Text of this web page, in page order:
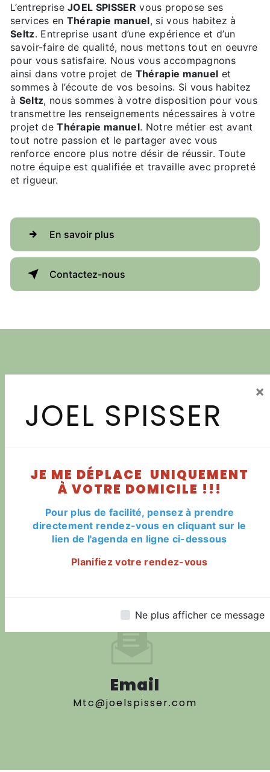
JOEL SPISSER
×
JE ME DÉPLACE UNIQUEMENT
À VOTRE DOMICILE !!!
Pour plus de facilité, pensez à prendre
directement rendez-vous en cliquant sur le
lien de l'agenda en ligne ci-dessous
Planifiez votre rendez-vous
Ne plus afficher ce message
L’entrepriseJOEL SPISSER vous propose ses
services en Thérapie manuel, si vous habitez à
Seltz. Entreprise usant d’une expérience et d’un
savoir-faire de qualité, nous mettons tout en oeuvre
pour vous satisfaire. Nous vous accompagnons
ainsi dans votre projet de Thérapie manuel et
sommes à l’écoute de vos besoins. Si vous habitez
à Seltz, nous sommes à votre disposition pour vous
transmettre les renseignements nécessaires à votre
projet deThérapie manuel. Notre métier est avant
tout notre passion et le partager avec vous
renforce encore plus notre désir de réussir. Toute
notre équipe est qualifiée et travaille avec propreté
et rigueur.
En savoir plus
Contactez-nous
Haguenau
Téléphone
Email
mtc@joelspisser.com